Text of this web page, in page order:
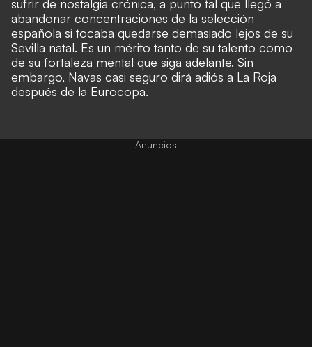
sufrir de nostalgia crónica, a punto tal que llegó a
abandonar concentraciones de la selección
española si tocaba quedarse demasiado lejos de su
Sevilla natal. Es un mérito tanto de su talento como
de su fortaleza mental que siga adelante. Sin
embargo, Navas casi seguro dirá adiós a La Roja
después de la Eurocopa.